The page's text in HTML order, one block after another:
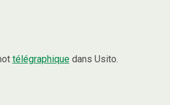
télégraphiquedans Usito.